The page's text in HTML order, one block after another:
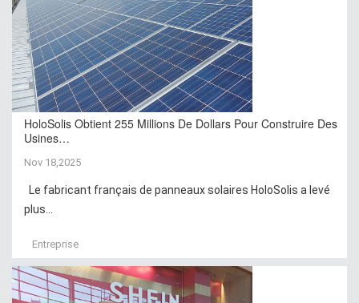
HoloSolis Obtient 255 Millions De Dollars Pour Construire Des
Usines…
Nov 18,2025
Le fabricant français de panneaux solaires HoloSolis a levé
plus...
Entreprise